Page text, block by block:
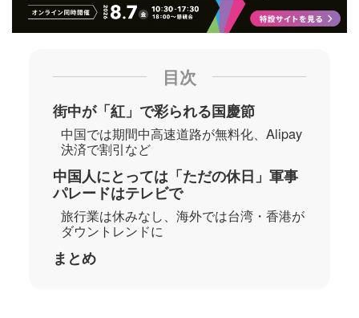
目次
街中が「紅」で彩られる国慶節
中国では期間中高速道路が無料化、Alipay
決済で割引など
中国人にとっては「ただの休日」軍事
パレードはテレビで
旅行業は休みなし、海外では台湾・香港が
ダウントレンドに
まとめ